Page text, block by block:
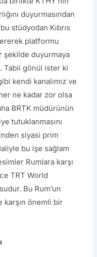
duyurmasından
stüdyodan Kıbrıs
platformu
şekilde duyurmaya
Tabii gönül ister ki
kendi kanalımız ve
ne kadar zor olsa
BRTK müdürünün
tutuklanmasını
siyasi prim
bu işe sağlam
Rumlara karşı
TRT World
Bu Rum’un
karşın önemli bir